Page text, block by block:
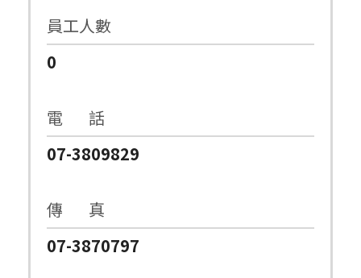
員工人數
0
電 話
07-3809829
傳 真
07-3870797